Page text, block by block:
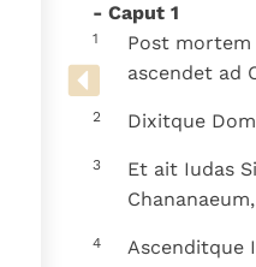
Nieuwsbrief
Gebruiksvoorwaarden
- Caput 1
1
Post
ascendet ad
2 Dixitque
3
Et ait Iudas
4
Ascenditque